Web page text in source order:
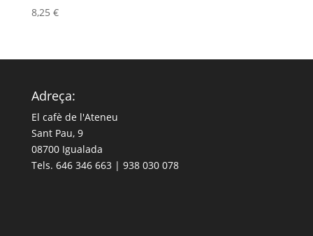
8,25 €
Adreça:
El cafè de l'Ateneu
Sant Pau, 9
08700 Igualada
Tels. 646 346 663 | 938 030 078